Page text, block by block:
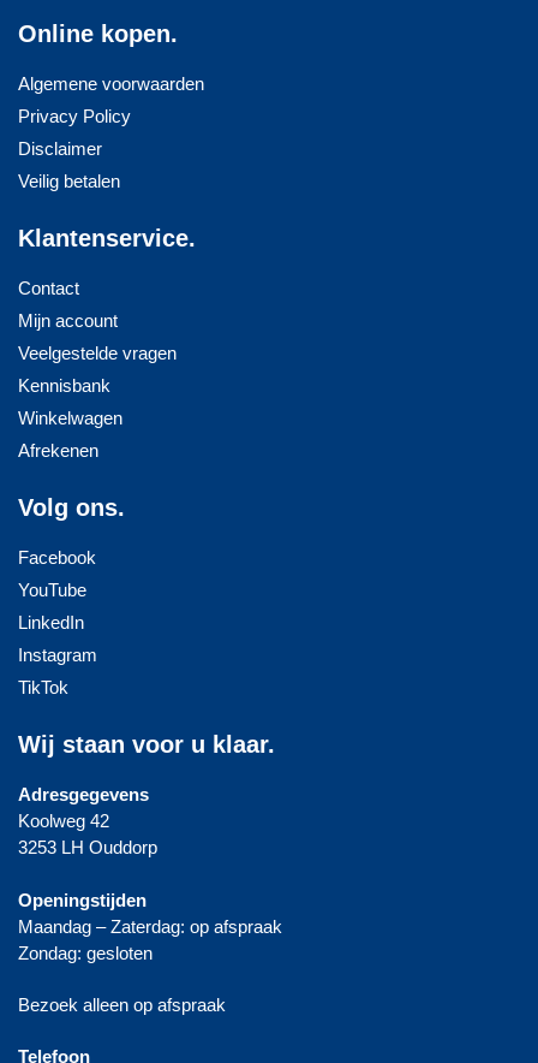
Online kopen.
Algemene voorwaarden
Privacy Policy
Disclaimer
Veilig betalen
Klantenservice.
Contact
Mijn account
Veelgestelde vragen
Kennisbank
Winkelwagen
Afrekenen
Volg ons.
Facebook
YouTube
LinkedIn
Instagram
TikTok
Wij staan voor u klaar.
Adresgegevens
Koolweg 42
3253 LH Ouddorp
Openingstijden
Maandag – Zaterdag: op afspraak
Zondag: gesloten
Bezoek alleen op afspraak
Telefoon